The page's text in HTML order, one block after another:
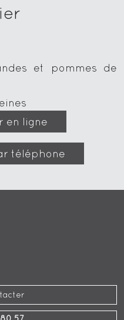
et pommes de
en ligne
téléphone